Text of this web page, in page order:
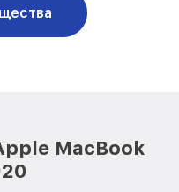
MacBook